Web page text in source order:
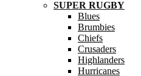
SUPER RUGBY
Blues
Brumbies
Chiefs
Crusaders
Highlanders
Hurricanes